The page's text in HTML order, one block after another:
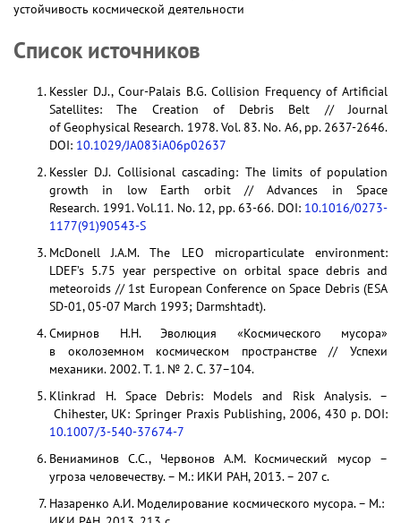
устойчивость космической деятельности
Список источников
Kessler D.J., Cour-Palais B.G. Collision Frequency of Artificial
Satellites: The Creation of Debris Belt // Journal
of Geophysical Research. 1978. Vol. 83. No. A6, pp. 2637-2646.
DOI: 10.1029/JA083iA06p02637
Kessler D.J. Collisional cascading: The limits of population
growth in low Earth orbit // Advances in Space
Research. 1991. Vol.11. No. 12, pp. 63-66. DOI: 10.1016/0273-
1177(91)90543-S
McDonell J.A.M. The LEO microparticulate environment:
LDEF’s 5.75 year perspective on orbital space debris and
meteoroids // 1st European Conference on Space Debris (ESA
SD-01, 05-07 March 1993; Darmshtadt).
Смирнов Н.Н. Эволюция «Космического мусора»
в околоземном космическом пространстве // Успехи
механики. 2002. Т. 1. № 2. С. 37–104.
Klinkrad H. Space Debris: Models and Risk Analysis. –
Chihester, UK: Springer Praxis Publishing, 2006, 430 p. DOI:
10.1007/3-540-37674-7
Вениаминов С.С., Червонов А.М. Космический мусор –
угроза человечеству. – М.: ИКИ РАН, 2013. – 207 с.
Назаренко А.И. Моделирование космического мусора. – М.: